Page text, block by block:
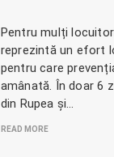
Pentru mulți
reprezintă un efort
pentru care
amânată. În doar 6
din Rupea și…
READ MORE